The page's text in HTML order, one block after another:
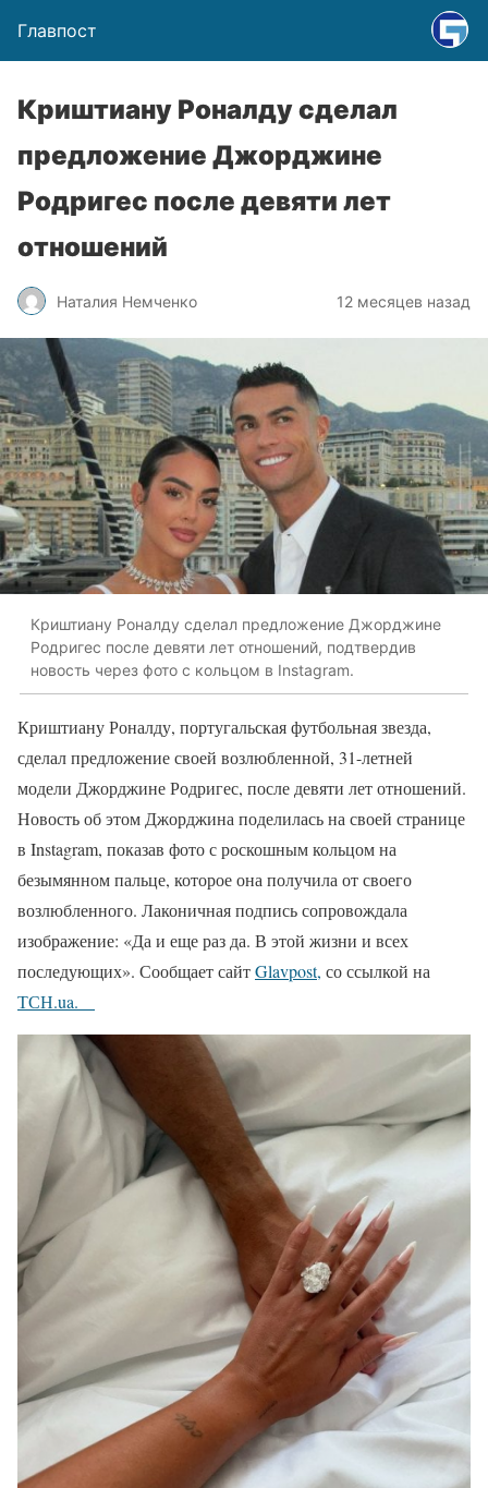
Главпост
Криштиану Роналду сделал
предложение Джорджине
Родригес после девяти лет
отношений
Наталия Немченко 12 месяцев назад
Криштиану Роналду сделал предложение Джорджине
Родригес после девяти лет отношений, подтвердив
новость через фото с кольцом в Instagram.
Криштиану Роналду, португальская футбольная звезда,
сделал предложение своей возлюбленной, 31-летней
модели Джорджине Родригес, после девяти лет отношений.
Новость об этом Джорджина поделилась на своей странице
в Instagram, показав фото с роскошным кольцом на
безымянном пальце, которое она получила от своего
возлюбленного. Лаконичная подпись сопровождала
изображение: «Да и еще раз да. В этой жизни и всех
последующих». Сообщает сайтGlavpost, со ссылкой на
ТСН.ua.